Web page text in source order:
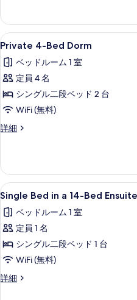
べ
て
の
写
真
を
表
示
4-
Bed
Dorm
詳
細
Private
4-
Bed
Dorm
の
す
べ
写
真
を
表
示
す
6
Private 4-Bed Dorm
ベッドルーム 1 室
定員 4 名
シングル二段ベッド 2 台
WiFi (無料)
詳細
Private
の
詳
細
Single
Bed
in
a
14-
Bed
Ensuite
5
Single Bed in a 14-Bed Ensuite
ベッドルーム 1 室
定員 1 名
シングル二段ベッド 1 台
WiFi (無料)
詳細
Single